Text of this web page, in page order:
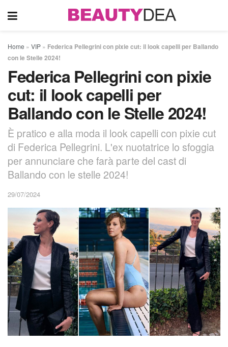
Home » VIP » Federica Pellegrini con pixie cut: il look capelli per Ballando
con le Stelle 2024!
Federica Pellegrini con pixie
cut: il look capelli per
Ballando con le Stelle 2024!
È pratico e alla moda il look capelli con pixie cut
di Federica Pellegrini. L'ex nuotatrice lo sfoggia
per annunciare che farà parte del cast di
Ballando con le stelle 2024!
29/07/2024